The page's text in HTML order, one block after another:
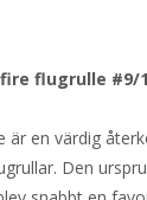
flugrulle #9/
är en värdig
Den